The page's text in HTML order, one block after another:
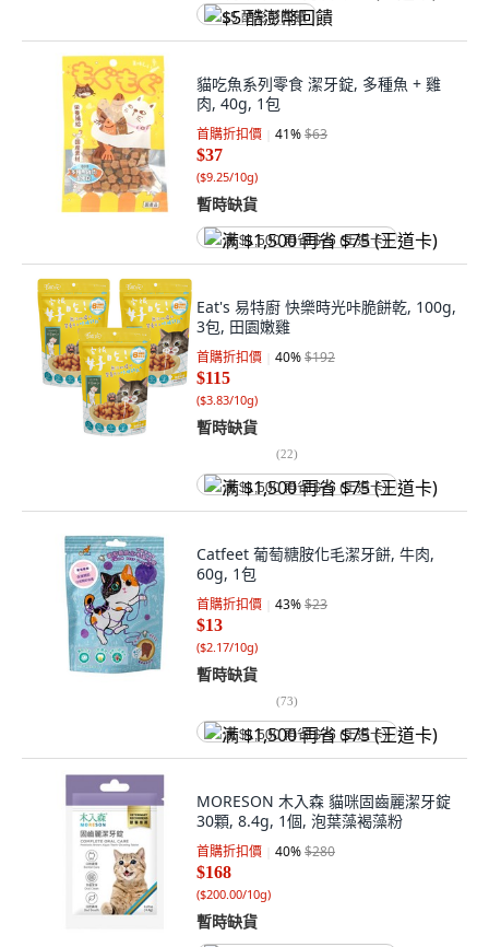
$5 酷澎幣回饋
貓吃魚系列零食 潔牙錠, 多種魚 + 雞
肉, 40g, 1包
首購折扣價 41%$63
$37
($9.25/10g)
暫時缺貨
满 $1,500 再省 $75 (王道卡)
Eat's 易特廚 快樂時光咔脆餅乾, 100g,
3包, 田園嫩雞
首購折扣價 40%$192
$115
($3.83/10g)
暫時缺貨
(22)
满 $1,500 再省 $75 (王道卡)
Catfeet 葡萄糖胺化毛潔牙餅, 牛肉,
60g, 1包
首購折扣價 43%$23
$13
($2.17/10g)
暫時缺貨
(73)
满 $1,500 再省 $75 (王道卡)
MORESON 木入森 貓咪固齒麗潔牙錠
30顆, 8.4g, 1個, 泡葉藻褐藻粉
首購折扣價 40%$280
$168
($200.00/10g)
暫時缺貨